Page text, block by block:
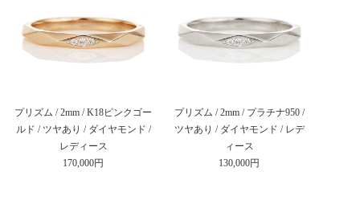
プリズム / 2mm / K18ピンクゴー
ルド / ツヤあり / ダイヤモンド /
レディース
170,000円
プリズム / 2mm / プラチナ950 /
ツヤあり / ダイヤモンド / レデ
ィース
130,000円